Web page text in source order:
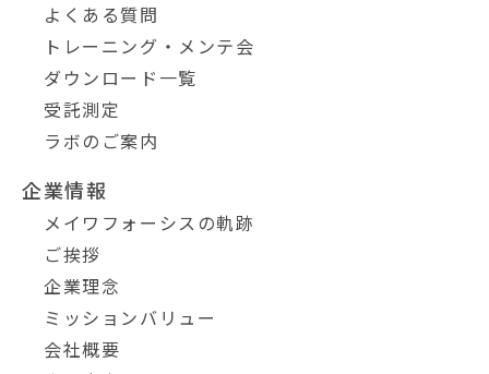
よくある質問
トレーニング・メンテ会
ダウンロード一覧
受託測定
ラボのご案内
企業情報
メイワフォーシスの軌跡
ご挨拶
企業理念
ミッションバリュー
会社概要